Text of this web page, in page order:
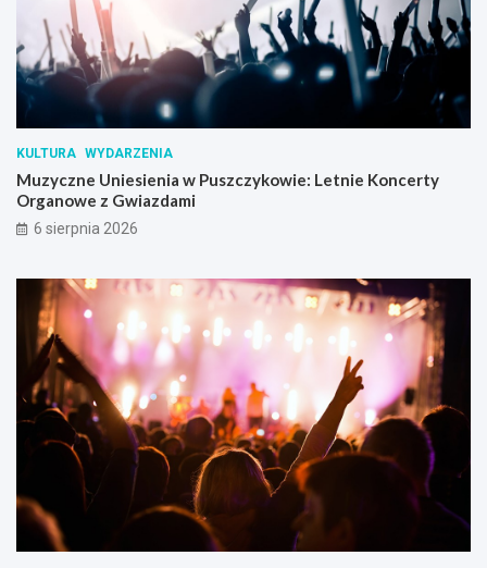
KULTURA WYDARZENIA
Muzyczne Uniesienia w Puszczykowie: Letnie Koncerty
Organowe z Gwiazdami
6 sierpnia 2026